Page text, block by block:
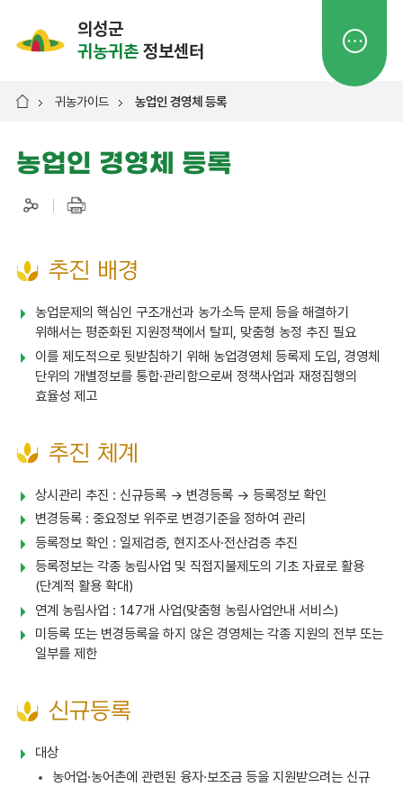
의성군
귀농귀촌정보센터
귀농가이드 농업인 경영체 등록
농업인 경영체 등록
추진 배경
농업문제의 핵심인 구조개선과 농가소득 문제 등을 해결하기
위해서는 평준화된 지원정책에서 탈피, 맞춤형 농정 추진 필요
이를 제도적으로 뒷받침하기 위해 농업경영체 등록제 도입, 경영체
단위의 개별정보를 통합·관리함으로써 정책사업과 재정집행의
효율성 제고
추진 체계
상시관리 추진 : 신규등록 → 변경등록 → 등록정보 확인
변경등록 : 중요정보 위주로 변경기준을 정하여 관리
등록정보 확인 : 일제검증, 현지조사·전산검증 추진
등록정보는 각종 농림사업 및 직접지불제도의 기초 자료로 활용
(단계적 활용 확대)
연계 농림사업 : 147개 사업(맞춤형 농림사업안내 서비스)
미등록 또는 변경등록을 하지 않은 경영체는 각종 지원의 전부 또는
일부를 제한
신규등록
대상
농어업·농어촌에 관련된 융자·보조금 등을 지원받으려는 신규